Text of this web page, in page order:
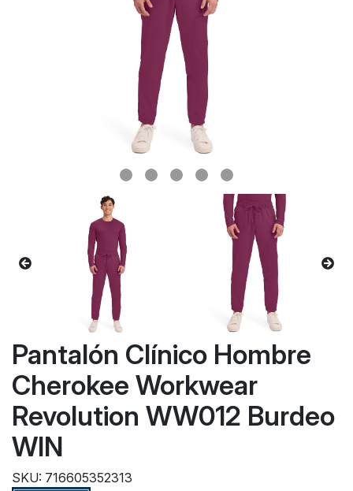
Pantalón Clínico Hombre
Cherokee Workwear
Revolution WW012 Burdeo
WIN
SKU: 716605352313